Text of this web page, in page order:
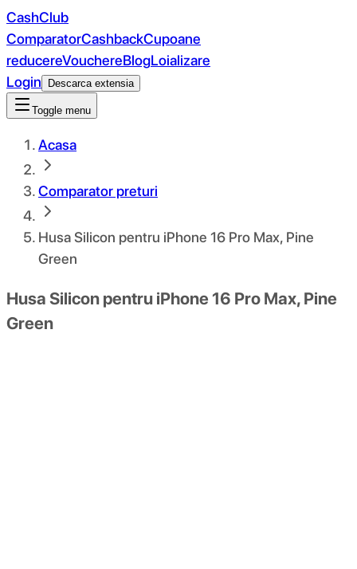
CashClub
ComparatorCashbackCupoane
reducereVouchereBlogLoializare
Login
Descarca extensia
Toggle menu
Acasa
Comparator preturi
Husa Silicon pentru iPhone 16 Pro Max, Pine
Green
Husa Silicon pentru iPhone 16 Pro Max, Pine
Green